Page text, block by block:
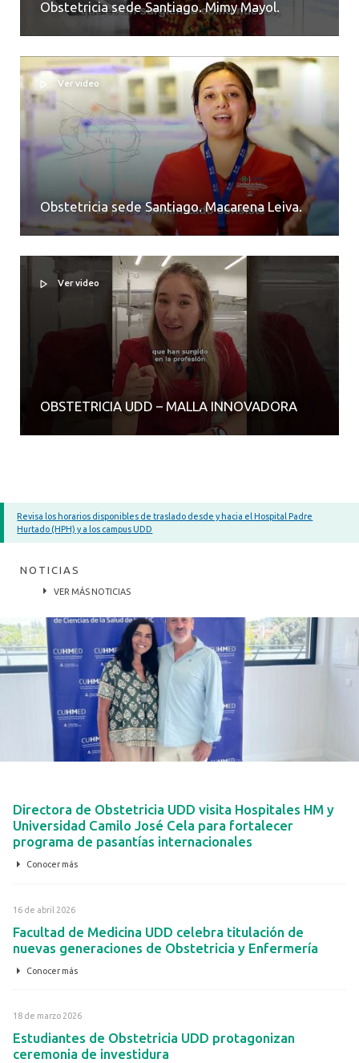
Obstetricia sede Santiago. Mimy Mayol.
Ver video
Obstetricia sede Santiago. Macarena Leiva.
Ver video
OBSTETRICIA UDD – MALLA INNOVADORA
Revisa los horarios disponibles de traslado desde y hacia el Hospital Padre
Hurtado (HPH) y a los campus UDD
NOTICIAS
VER MÁS NOTICIAS
Directora de Obstetricia UDD visita Hospitales HM y
Universidad Camilo José Cela para fortalecer
programa de pasantías internacionales
Conocer más
16 de abril 2026
Facultad de Medicina UDD celebra titulación de
nuevas generaciones de Obstetricia y Enfermería
Conocer más
18 de marzo 2026
Estudiantes de Obstetricia UDD protagonizan
ceremonia de investidura